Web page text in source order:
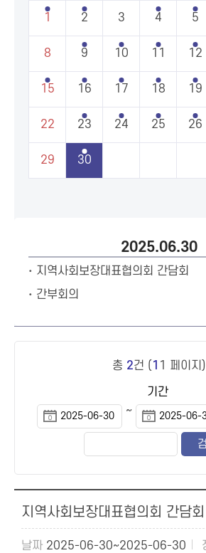
1 2 3 4 5
8 9 10 11 12
15 16 17 18 19
22 23 24 25 26
29 30
2025.06.30
지역사회보장대표협의회 간담회
간부회의
총 2건 ( 1 1 페이지)
기간
~
지역사회보장대표협의회 간담회
2025-06-30~2025-06-30